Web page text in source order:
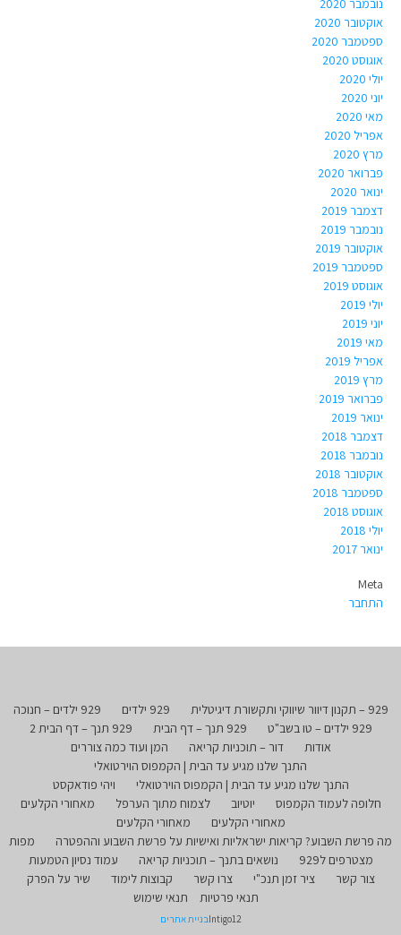
אוקטובר 2020
ספטמבר 2020
אוגוסט 2020
יולי 2020
יוני 2020
מאי 2020
אפריל 2020
מרץ 2020
פברואר 2020
ינואר 2020
דצמבר 2019
נובמבר 2019
אוקטובר 2019
ספטמבר 2019
אוגוסט 2019
יולי 2019
יוני 2019
מאי 2019
אפריל 2019
מרץ 2019
פברואר 2019
ינואר 2019
דצמבר 2018
נובמבר 2018
אוקטובר 2018
ספטמבר 2018
אוגוסט 2018
יולי 2018
ינואר 2017
Meta
התחבר
929 – תקנון דיוור שיווקי ותקשורת דיגיטלית 929 ילדים
929 ילדים – חנוכה
929 ילדים – טו בשב"ט
929 תנך – דף הבית
929 תנך – דף הבית 2
אודות
דור – תוכניות קריאה
המן ועוד כמה צוררים
התנך שלנו מגיע עד הבית | הקמפוס הוירטואלי
התנך שלנו מגיע עד הבית | הקמפוס הוירטואלי
ויהי פודאקסט
חלופה לעמוד הקמפוס
יוטיוב לצמוח מתוך הערפל
מאחורי הקלעים
מאחורי הקלעים
מאחורי הקלעים
מה פרשת השבוע? קריאות ישראליות ואישיות על פרשת השבוע וההפטרה
מפות
מצטרפים ל929
נושאים בתנך – תוכניות קריאה
עמוד נסיון הטמעות
צור קשר
ציר זמן תנכ"י צרו קשר קבוצות לימוד
שיר על הפרק
תנאי פרטיות
תנאי שימוש
Intigo12בניית אתרים